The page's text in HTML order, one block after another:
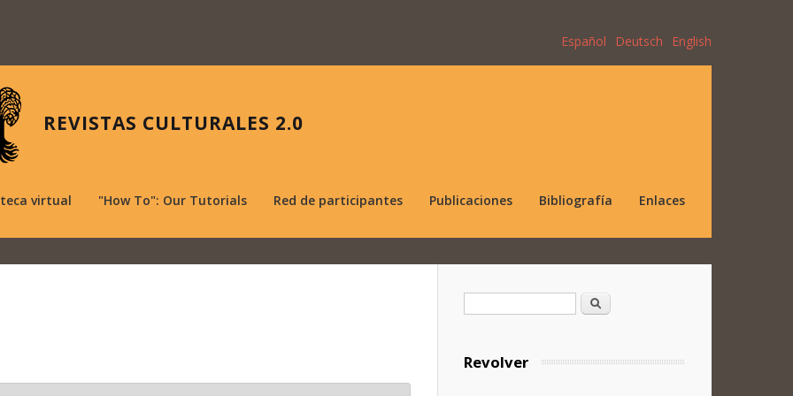
Español Deutsch English
REVISTAS CULTURALES 2.0
virtual "How To": Our Tutorials Red de participantes Publicaciones Bibliografía Enlaces
Formulario de búsqueda
Buscar
Revolver